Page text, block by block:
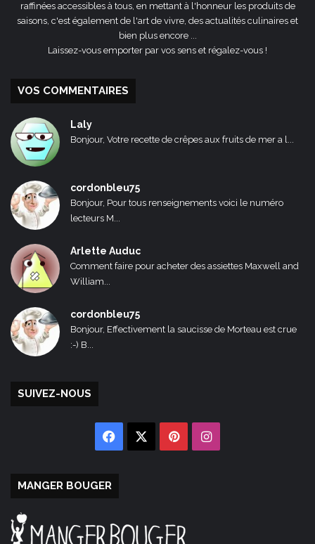
raffinées accessibles à tous, en mettant à l'honneur les produits de
saisons, c'est également de l'art de vivre, des actualités culinaires et
bien plus encore ...
Laissez-vous emporter par vos sens et régalez-vous !
VOS COMMENTAIRES
Laly
Bonjour, Votre recette de crêpes aux fruits de mer a l...
cordonbleu75
Bonjour, Pour tous renseignements voici le numéro
lecteurs M...
Arlette Auduc
Comment faire pour acheter des assiettes Maxwell and
William...
cordonbleu75
Bonjour, Effectivement la saucisse de Morteau est crue
:-) B...
SUIVEZ-NOUS
Facebook PinterestInstagram
MANGER BOUGER